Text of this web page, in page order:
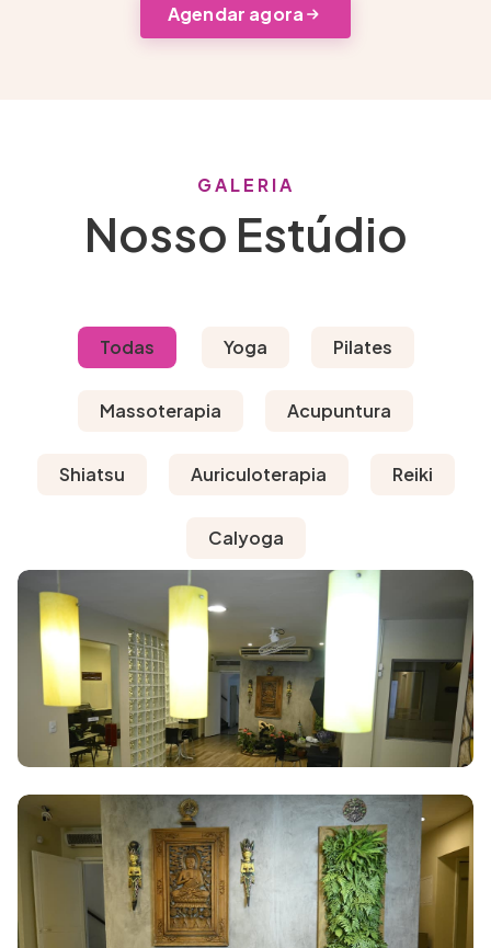
Agendar agora
GALERIA
Nosso Estúdio
Todas Yoga Pilates
Massoterapia Acupuntura
Shiatsu Auriculoterapia Reiki
Calyoga